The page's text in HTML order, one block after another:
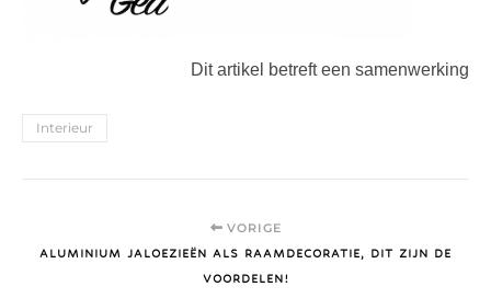
Dit artikel betreft een samenwerking
Interieur
VORIGE
ALUMINIUM JALOEZIEËN ALS RAAMDECORATIE, DIT ZIJN DE
VOORDELEN!